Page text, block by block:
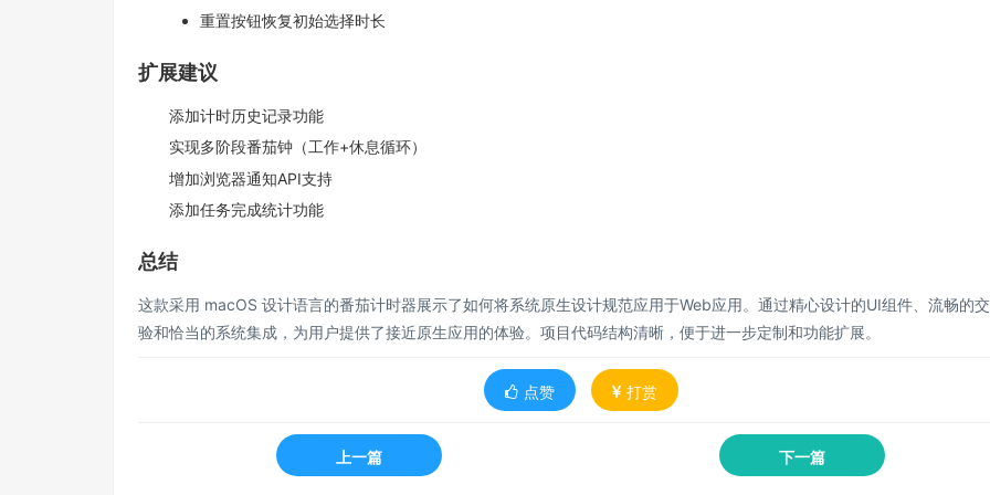
重置按钮恢复初始选择时长
扩展建议
添加计时历史记录功能
实现多阶段番茄钟（工作+休息循环）
增加浏览器通知API支持
添加任务完成统计功能
总结
这款采用 macOS 设计语言的番茄计时器展示了如何将系统原生设计规范应用于Web应用。通过精心设计的UI组件、流畅的
验和恰当的系统集成，为用户提供了接近原生应用的体验。项目代码结构清晰，便于进一步定制和功能扩展。
点赞 打赏
上一篇 下一篇